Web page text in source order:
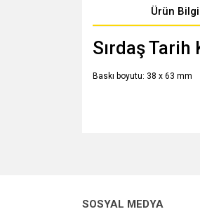
Ürün
Sırdaş Tarih
Baskı boyutu: 38 x 63 mm
Ürün
SOSYAL MEDYA